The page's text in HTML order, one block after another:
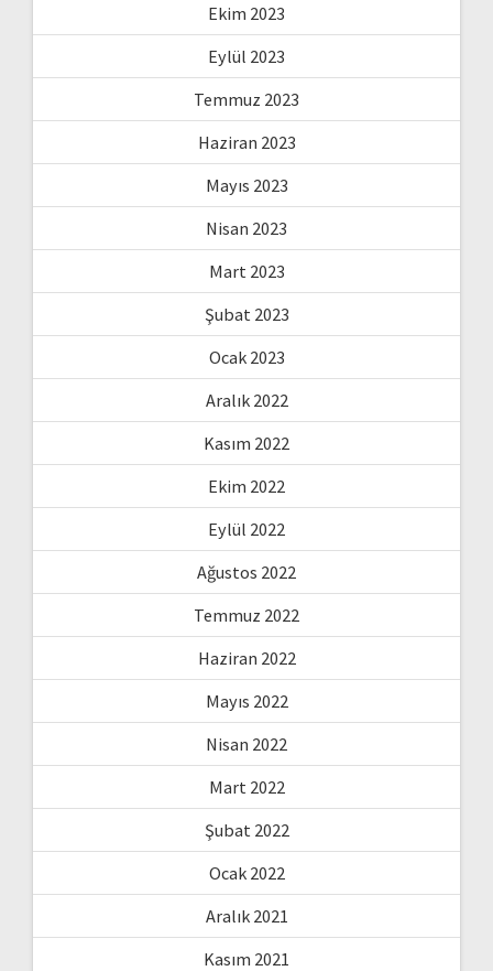
Ekim 2023
Eylül 2023
Temmuz 2023
Haziran 2023
Mayıs 2023
Nisan 2023
Mart 2023
Şubat 2023
Ocak 2023
Aralık 2022
Kasım 2022
Ekim 2022
Eylül 2022
Ağustos 2022
Temmuz 2022
Haziran 2022
Mayıs 2022
Nisan 2022
Mart 2022
Şubat 2022
Ocak 2022
Aralık 2021
Kasım 2021